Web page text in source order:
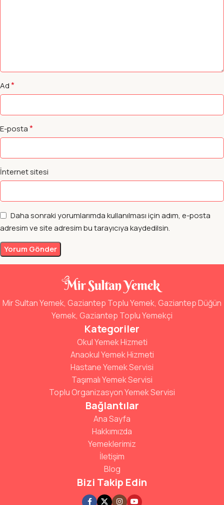
Ad*
E-posta*
İnternet sitesi
Daha sonraki yorumlarımda kullanılması için adım, e-posta
adresim ve site adresim bu tarayıcıya kaydedilsin.
Mir Sultan Yemek, Gaziantep Toplu Yemek, Gaziantep Düğün
Yemek, Gaziantep Toplu Yemekçi
Kategoriler
Okul Yemek Hizmeti
Anaokul Yemek Hizmeti
Hastane Yemek Servisi
Taşımalı Yemek Servisi
Toplu Organizasyon Yemek Servisi
Bağlantılar
Ana Sayfa
Hakkımızda
Yemeklerimiz
İletişim
Blog
Bizi Takip Edin